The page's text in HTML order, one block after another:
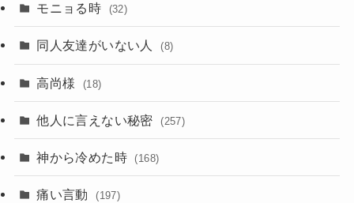
モニョる時 (32)
同人友達がいない人 (8)
高尚様 (18)
他人に言えない秘密 (257)
神から冷めた時 (168)
痛い言動 (197)